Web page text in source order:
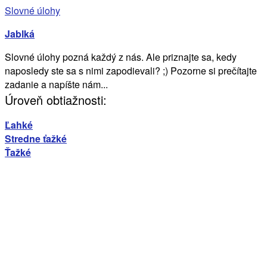
Slovné úlohy
Jablká
Slovné úlohy pozná každý z nás. Ale priznajte sa, kedy
naposledy ste sa s nimi zapodievali? ;) Pozorne si prečítajte
zadanie a napíšte nám...
Úroveň obtiažnosti:
Ľahké
Stredne ťažké
Ťažké